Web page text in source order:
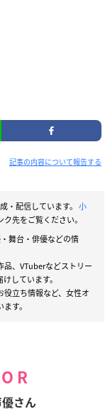
記事の内容について報告する
・配信しています。 小
先をご覧ください。
舞台・俳優などの情
、VTuberなどストリー
しています。
立ち情報など、女性オ
す。
さん